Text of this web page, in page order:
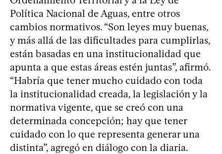
Política Nacional de Aguas, entre otros
cambios normativos. “Son leyes muy buenas,
y más allá de las dificultades para cumplirlas,
están basadas en una institucionalidad que
apunta a que estas áreas estén juntas”, afirmó.
“Habría que tener mucho cuidado con toda
la institucionalidad creada, la legislación y la
normativa vigente, que se creó con una
determinada concepción; hay que tener
cuidado con lo que representa generar una
distinta”, agregó en diálogo con la diaria.